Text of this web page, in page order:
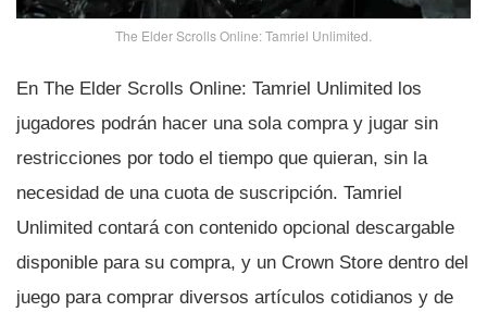
The Elder Scrolls Online: Tamriel Unlimited.
En The Elder Scrolls Online: Tamriel Unlimited los
jugadores podrán hacer una sola compra y jugar sin
restricciones por todo el tiempo que quieran, sin la
necesidad de una cuota de suscripción. Tamriel
Unlimited contará con contenido opcional descargable
disponible para su compra, y un Crown Store dentro del
juego para comprar diversos artí­culos cotidianos y de